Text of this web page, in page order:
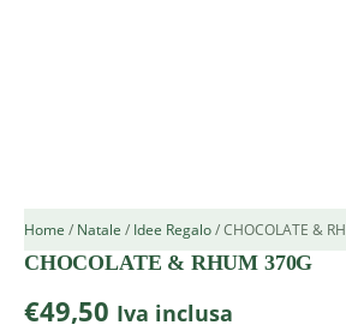
Home / Natale / Idee Regalo/ CHOCOLATE &
CHOCOLATE & RHUM 370G
€49,50 Iva inclusa